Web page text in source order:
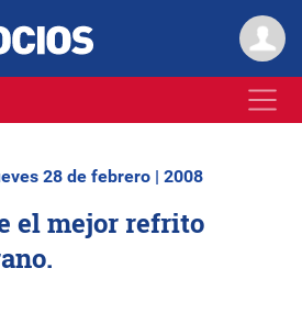
28 de febrero | 2008
el mejor refrito